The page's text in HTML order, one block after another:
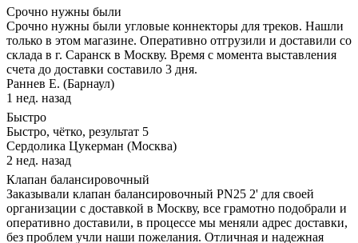
Срочно нужны были
Срочно нужны были угловые коннекторы для треков. Нашли
только в этом магазине. Оперативно отгрузили и доставили со
склада в г. Саранск в Москву. Время с момента выставления
счета до доставки составило 3 дня.
Раннев Е. (Барнаул)
1 нед. назад
Быстро
Быстро, чётко, результат 5
Сердолика Цукерман (Москва)
2 нед. назад
Клапан балансировочный
Заказывали клапан балансировочный PN25 2' для своей
организации с доставкой в Москву, все грамотно подобрали и
оперативно доставили, в процессе мы меняли адрес доставки,
без проблем учли наши пожелания. Отличная и надежная